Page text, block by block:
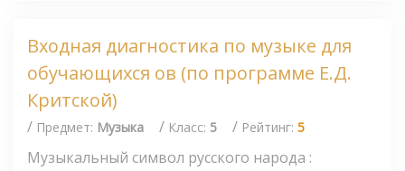
Входная диагностика по музыке для
обучающихся ов (по программе Е.Д.
Критской)
/ Предмет: Музыка / Класс: 5 / Рейтинг: 5
Музыкальный символ русского народа :